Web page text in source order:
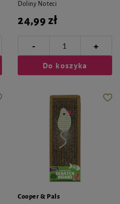
Doliny Noteci
24,99 zł
- +
Do koszyka
Cooper & Pals